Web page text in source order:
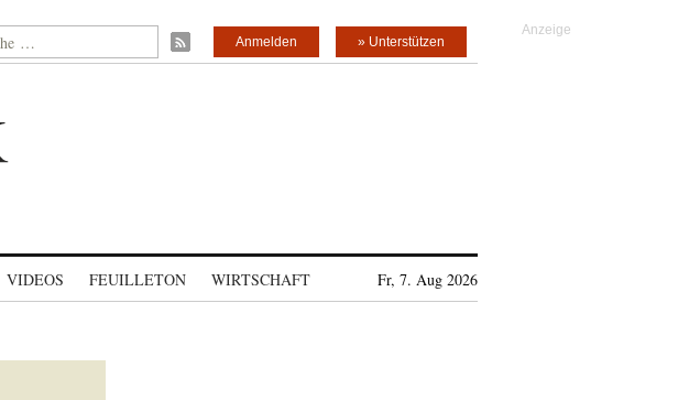
» Unterstützen
Anmelden
VIDEOS FEUILLETON WIRTSCHAFT Fr, 7. Aug 2026